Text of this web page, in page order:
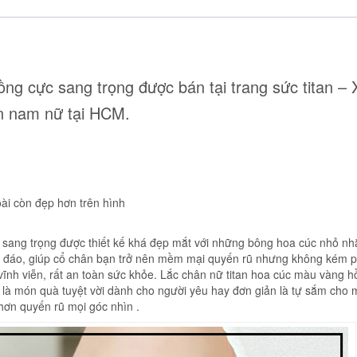
cực sang trọng được bán tại trang sức titan –
nam nữ tại HCM.
còn đẹp hơn trên hình
trọng được thiết kế khá đẹp mắt với những bông hoa cúc nhỏ
giúp cổ chân bạn trở nên mềm mại quyến rũ nhưng không kém
viễn, rất an toàn sức khỏe. Lắc chân nữ titan hoa cúc màu vàng
món quà tuyệt vời dành cho người yêu hay đơn giản là tự sắm cho
quyến rũ mọi góc nhìn .